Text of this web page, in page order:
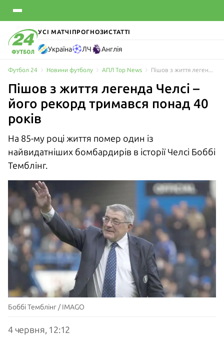
УСІ МАТЧІ ПРОГНОЗИСТАТТІ
Україна ЛЧ Англія
Футбол 24 Новини футболу АПЛ Top News
Пішов з життя легенда Челсі –
його рекорд тримався понад 40
років
На 85-му році життя помер один із
найвидатніших бомбардирів в історії Челсі Боббі
Темблінг.
Боббі Темблінг / IMAGO
4 червня, 12:12